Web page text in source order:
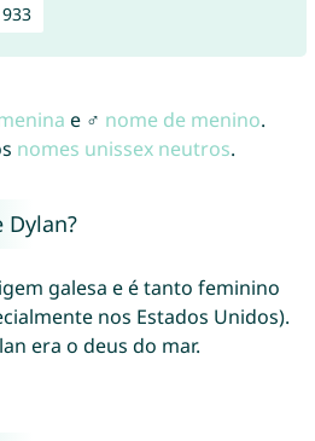
933
e ♂ nome de menino.
nomes unissex neutros.
Dylan?
galesa e é tanto feminino
nos Estados Unidos).
era o deus do mar.